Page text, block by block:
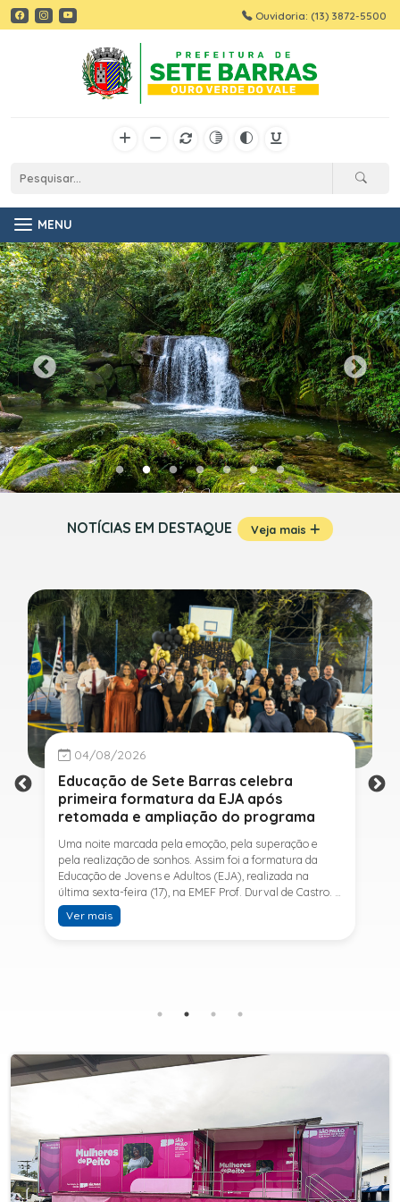
Ouvidoria: (13) 3872-5500
MENU
NOTÍCIAS EM DESTAQUE Veja mais
04/08/2026
Educação de Sete Barras celebra
primeira formatura da EJA após
retomada e ampliação do programa
Uma noite marcada pela emoção, pela superação e
pela realização de sonhos. Assim foi a formatura da
Educação de Jovens e Adultos (EJA), realizada na
última sexta-feira (17), na EMEF Prof. Durval de Castro. A
cerimônia celebrou a conclusão dos estudos de 53
alunos e entrou para a história ao marcar a primeira
SESI, ampliando o acesso à educação e oferecendo uma
retomar os estudos.A última turma da Educação de
Jovens e Adultos formada pelo município foi em 2016,
oferecida em Sete Barras e, a partir de agosto de 2025,
passou por uma importante ampliação. Em parceria
com o SESI, a Prefeitura passou a disponibilizar também
o Ensino Fundamental II (6º ao 9º ano) e o Ensino
Médio, ampliando significativamente as oportunidades
para que jovens e adultos concluam sua formação.A
Ver mais